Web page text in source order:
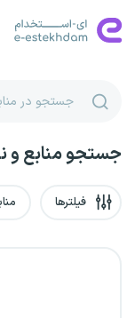
جستجو منابع و
فیلترها